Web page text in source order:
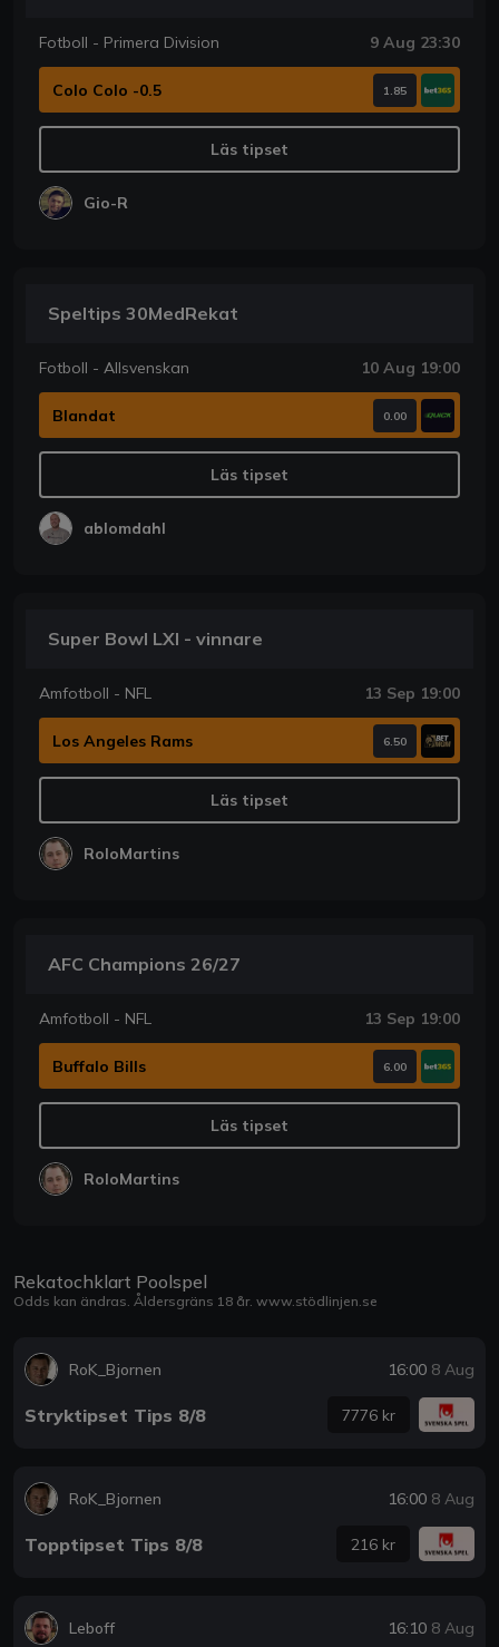
Fotboll - Primera Division 9 Aug 23:30
Colo Colo -0.5 1.85
Läs tipset
Gio-R
Speltips 30MedRekat
Fotboll - Allsvenskan 10 Aug 19:00
Blandat 0.00
Läs tipset
ablomdahl
Super Bowl LXI - vinnare
Amfotboll - NFL 13 Sep 19:00
Los Angeles Rams 6.50
Läs tipset
RoloMartins
AFC Champions 26/27
Amfotboll - NFL 13 Sep 19:00
Buffalo Bills 6.00
Läs tipset
RoloMartins
Rekatochklart Poolspel
Odds kan ändras. Åldersgräns 18 år. www.stödlinjen.se
RoK_Bjornen 16:00 8 Aug
Stryktipset Tips 8/8 7776 kr
RoK_Bjornen 16:00 8 Aug
Topptipset Tips 8/8 216 kr
Leboff 16:10 8 Aug